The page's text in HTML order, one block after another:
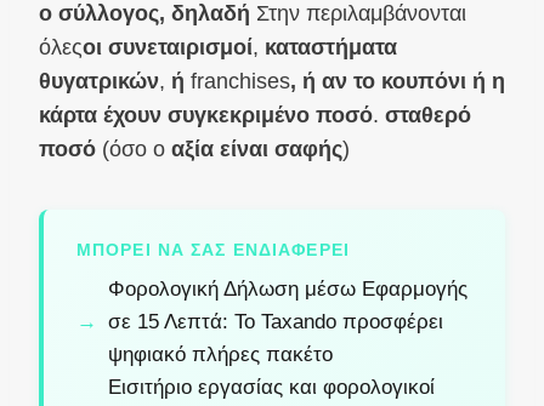
ο σύλλογος, δηλαδή Στην περιλαμβάνονται
όλεςοι συνεταιρισμοί, καταστήματα
θυγατρικών, ή franchises, ή αν το κουπόνι ή η
κάρτα έχουν συγκεκριμένο ποσό. σταθερό
ποσό (όσο ο αξία είναι σαφής)
ΜΠΟΡΕΊ ΝΑ ΣΑΣ ΕΝΔΙΑΦΈΡΕΙ
Φορολογική Δήλωση μέσω Εφαρμογής
σε 15 Λεπτά: Το Taxando προσφέρει
ψηφιακό πλήρες πακέτο
Εισιτήριο εργασίας και φορολογικοί